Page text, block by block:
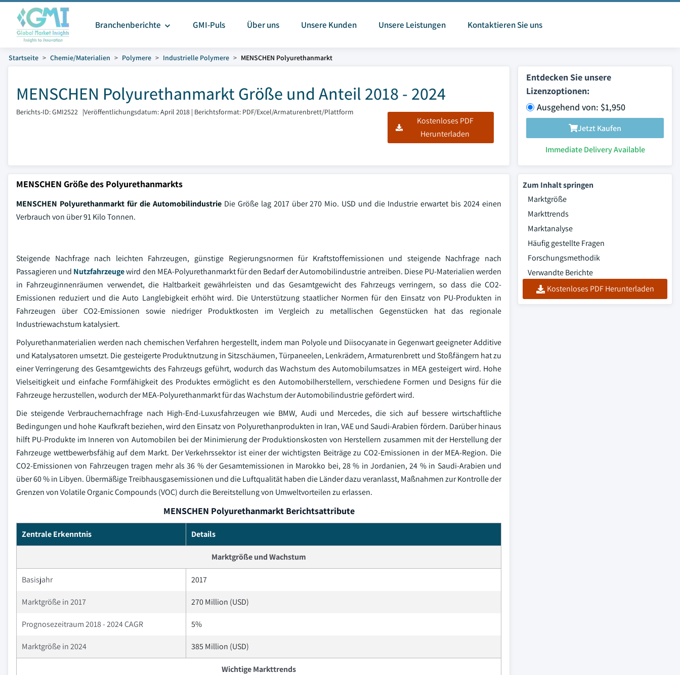
Branchenberichte GMI-Puls Über uns Unsere Kunden Unsere Leistungen Kontaktieren Sie uns
Startseite Chemie/Materialien Polymere Industrielle Polymere MENSCHEN Polyurethanmarkt
MENSCHEN Polyurethanmarkt Größe und Anteil 2018 - 2024
Berichts-ID: GMI2522 |Veröffentlichungsdatum: April 2018 | Berichtsformat: PDF/Excel/Armaturenbrett/Plattform
Kostenloses PDF
Herunterladen
Entdecken Sie unsere
Lizenzoptionen:
Ausgehend von: $1,950
Jetzt Kaufen
Immediate Delivery Available
MENSCHEN Größe des Polyurethanmarkts
MENSCHEN Polyurethanmarkt für die AutomobilindustrieDie Größe lag 2017 über 270 Mio. USD und die Industrie erwartet bis 2024 einen
Verbrauch von über 91 Kilo Tonnen.
Steigende Nachfrage nach leichten Fahrzeugen, günstige Regierungsnormen für Kraftstoffemissionen und steigende Nachfrage nach
Passagieren und Nutzfahrzeugewird den MEA-Polyurethanmarkt für den Bedarf der Automobilindustrie antreiben. Diese PU-Materialien werden
in Fahrzeuginnenräumen verwendet, die Haltbarkeit gewährleisten und das Gesamtgewicht des Fahrzeugs verringern, so dass die CO2-
Emissionen reduziert und die Auto Langlebigkeit erhöht wird. Die Unterstützung staatlicher Normen für den Einsatz von PU-Produkten in
Fahrzeugen über CO2-Emissionen sowie niedriger Produktkosten im Vergleich zu metallischen Gegenstücken hat das regionale
Industriewachstum katalysiert.
Polyurethanmaterialien werden nach chemischen Verfahren hergestellt, indem man Polyole und Diisocyanate in Gegenwart geeigneter Additive
und Katalysatoren umsetzt. Die gesteigerte Produktnutzung in Sitzschäumen, Türpaneelen, Lenkrädern, Armaturenbrett und Stoßfängern hat zu
einer Verringerung des Gesamtgewichts des Fahrzeugs geführt, wodurch das Wachstum des Automobilumsatzes in MEA gesteigert wird. Hohe
Vielseitigkeit und einfache Formfähigkeit des Produktes ermöglicht es den Automobilherstellern, verschiedene Formen und Designs für die
Fahrzeuge herzustellen, wodurch der MEA-Polyurethanmarkt für das Wachstum der Automobilindustrie gefördert wird.
Die steigende Verbrauchernachfrage nach High-End-Luxusfahrzeugen wie BMW, Audi und Mercedes, die sich auf bessere wirtschaftliche
Bedingungen und hohe Kaufkraft beziehen, wird den Einsatz von Polyurethanprodukten in Iran, VAE und Saudi-Arabien fördern. Darüber hinaus
hilft PU-Produkte im Inneren von Automobilen bei der Minimierung der Produktionskosten von Herstellern zusammen mit der Herstellung der
Fahrzeuge wettbewerbsfähig auf dem Markt. Der Verkehrssektor ist einer der wichtigsten Beiträge zu CO2-Emissionen in der MEA-Region. Die
CO2-Emissionen von Fahrzeugen tragen mehr als 36 % der Gesamtemissionen in Marokko bei, 28 % in Jordanien, 24 % in Saudi-Arabien und
über 60 % in Libyen. Übermäßige Treibhausgasemissionen und die Luftqualität haben die Länder dazu veranlasst, Maßnahmen zur Kontrolle der
Grenzen von Volatile Organic Compounds (VOC) durch die Bereitstellung von Umweltvorteilen zu erlassen.
MENSCHEN Polyurethanmarkt Berichtsattribute
Zentrale Erkenntnis Details
Marktgröße und Wachstum
Basisjahr 2017
Marktgröße in 2017 270 Million (USD)
Prognosezeitraum 2018 - 2024 CAGR 5%
Marktgröße in 2024 385 Million (USD)
Wichtige Markttrends
Zum Inhalt springen
Marktgröße
Markttrends
Marktanalyse
Häufig gestellte Fragen
Forschungsmethodik
Verwandte Berichte
Kostenloses PDF Herunterladen